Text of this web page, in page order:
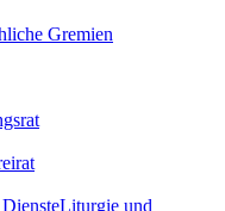
Gremien
Liturgie und